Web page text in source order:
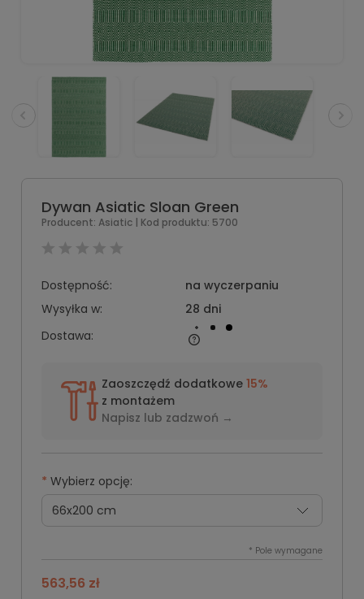
Dywan Asiatic Sloan Green
Producent: Asiatic | Kod produktu: 5700
Dostępność:
na wyczerpaniu
Wysyłka w:
28 dni
Dostawa:
Zaoszczędź dodatkowe 15%
z montażem
Napisz lub zadzwoń →
* Wybierz opcję:
* Pole wymagane
563,56 zł